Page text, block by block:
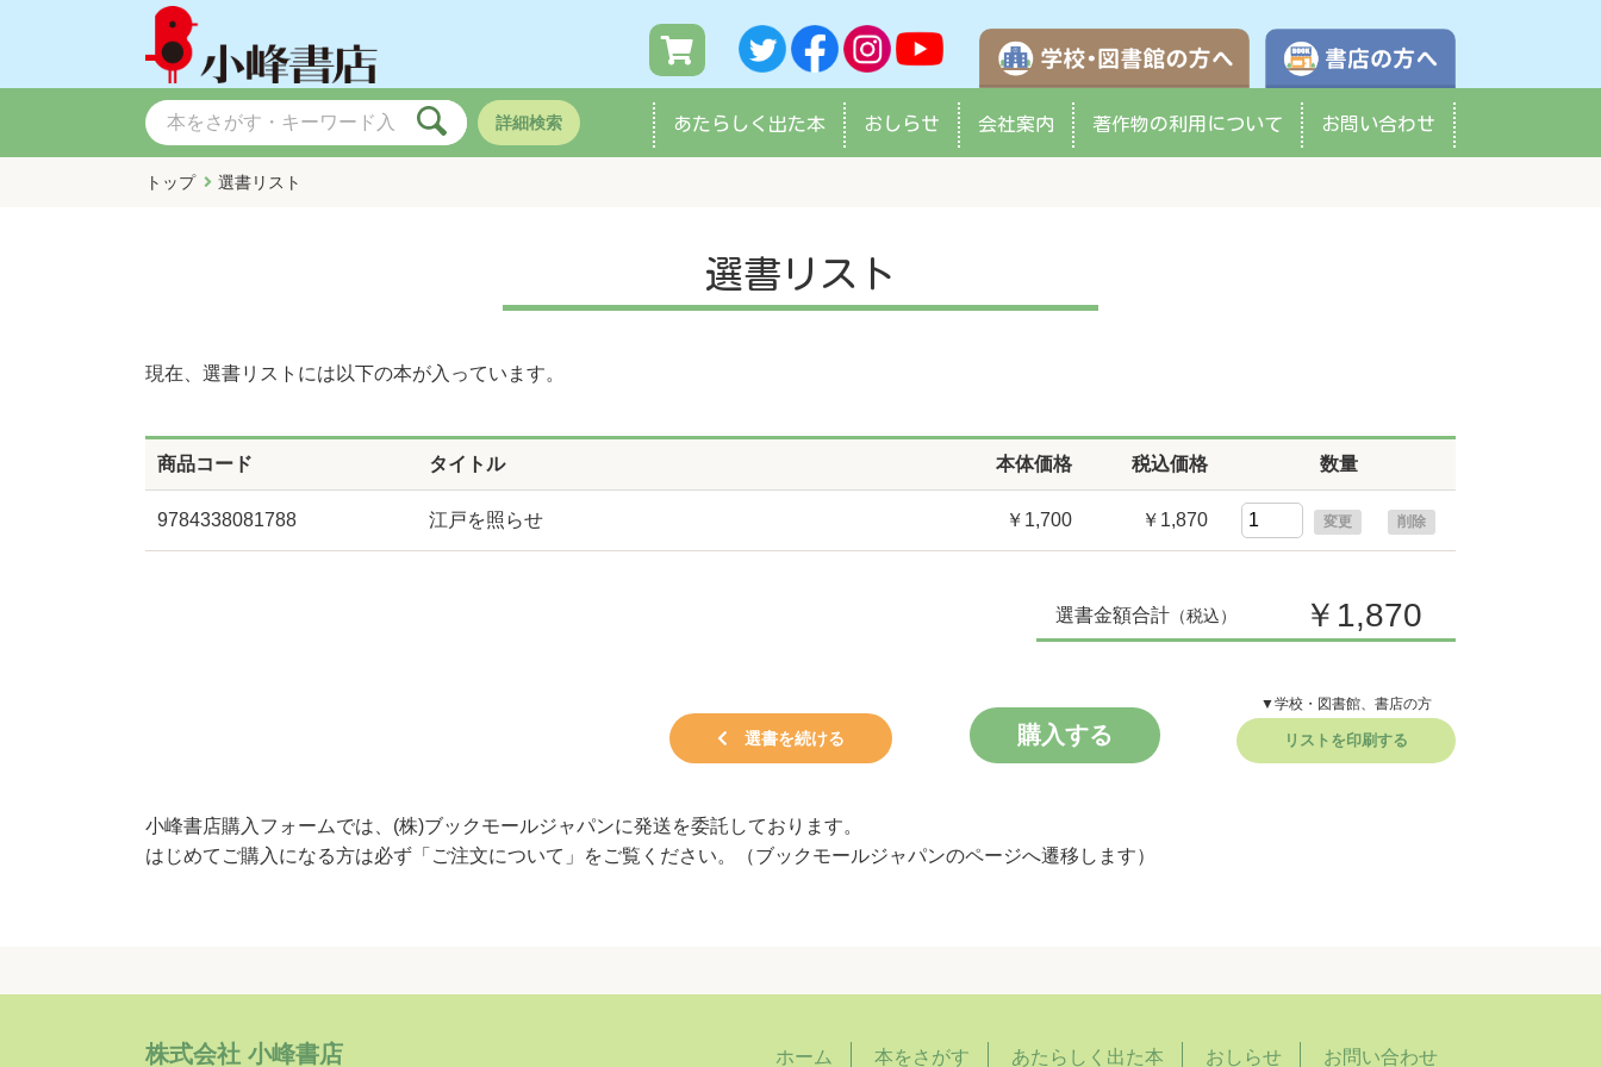
学校・図書館の方へ
詳細検索 あたらしく 出た本 おしらせ 会社案内 著作物の利用について お問い合わせ
トップ 選書リスト
選書リスト
現在、選書リストには以下の本が入っています。
商品コード タイトル 本体価格 税込価格 数量
9784338081788 江戸を照らせ ￥1,700 ￥1,870 変更 削除
選書金額合計 （税込） ￥1,870
選書を続ける 購入する
▼学校・図書館、書店の方
リストを印刷する
小峰書店購入フォームでは、(株)ブックモールジャパンに発送を委託しております。
はじめてご購入になる方は必ず 「ご注文について」 をご覧ください。 （ブックモールジャパンのページへ遷移します）
株式会社 小峰書店 ホーム 本をさがす あたらしく出た本 おしらせ お問い合わせ